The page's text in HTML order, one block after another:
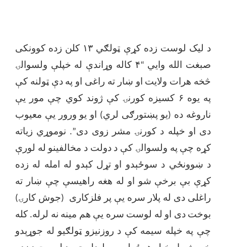
د لیک لوست زده کړې ټولګي ۱۳ کلن زده کوونکی
صبغت الله وایي “ ۴ کاله وړاندې له خپلې ولسوالۍ
څخه هرات ولایت او ښار ته راغی او په دې ټولنه کې
په یوه ۶ کسیزه کورنۍ کې ژوند کوي چې مور یې
ناروغه ده (یو پښتورګی لري) او یو ورور یې معیوب
دی او خپله د کورنۍ مشر زوی دی”. نوموړي زیاته
کړه چې په ولسوالۍ کې د دولت د مخالفینو له لورې
د ښوونځي د سوځېدو او تړل کېدو له امله له زده
کړې بې برخې شو او له هغه راهیسې چې ښار ته
راغلی دی له پلار سره یې پر فلزکاری (جوش کارۍ)
بوخت دی او له لوست سره یې هم مینه نه لرله. کله
چې په خپله سیمه کې د روزنیزو ټولګیو له جوړېدو